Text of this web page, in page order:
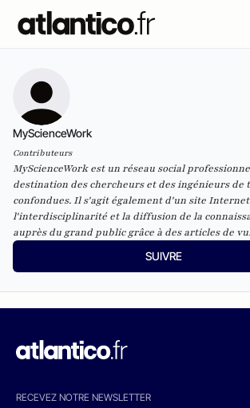
MyScienceWork
Contributeurs
MyScienceWorkest un réseau social
destination des chercheurs et des ingénieurs de
confondues. Il s'agit également d'un site
l'interdisciplinarité et la diffusion de la
auprès du grand public grâce à des articles de
SUIVRE
RECEVEZ NOTRE NEWSLETTER